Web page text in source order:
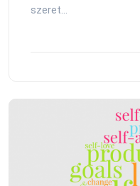
szeret...